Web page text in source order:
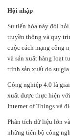
Hội nhập
Sự tiến hóa này đòi
truyền thông và quy
cuộc cách mạng công
và sản xuất hàng loạt
trình sản xuất do sự
Công nghiệp 4.0 là
xuất được thực hiện
Internet of Things và
Phân tích dữ liệu lớn
những tiến bộ công